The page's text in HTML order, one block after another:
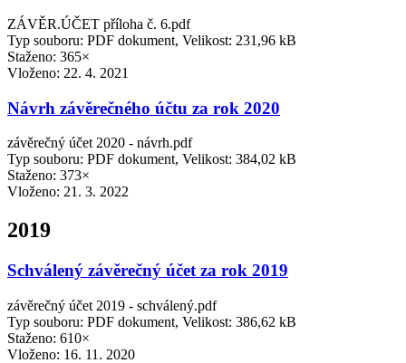
ZÁVĚR.ÚČET příloha č. 6.pdf
Typ souboru: PDF dokument, Velikost: 231,96 kB
Staženo: 365×
Vloženo: 22. 4. 2021
Návrh závěrečného účtu za rok 2020
závěrečný účet 2020 - návrh.pdf
Typ souboru: PDF dokument, Velikost: 384,02 kB
Staženo: 373×
Vloženo: 21. 3. 2022
2019
Schválený závěrečný účet za rok 2019
závěrečný účet 2019 - schválený.pdf
Typ souboru: PDF dokument, Velikost: 386,62 kB
Staženo: 610×
Vloženo: 16. 11. 2020